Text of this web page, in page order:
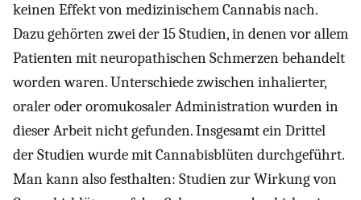
keinen Effekt von medizinischem Cannabis nach.
Dazu gehörten zwei der 15 Studien, in denen vor allem
Patienten mit neuropathischen Schmerzen behandelt
worden waren. Unterschiede zwischen inhalierter,
oraler oder oromukosaler Administration wurden in
dieser Arbeit nicht gefunden. Insgesamt ein Drittel
der Studien wurde mit Cannabisblüten durchgeführt.
Man kann also festhalten: Studien zur Wirkung von